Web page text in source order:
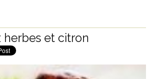
herbes et citron